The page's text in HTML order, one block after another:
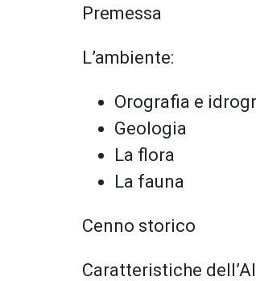
Premessa
L’ambiente:
Orografia e
Geologia
La flora
La fauna
Cenno storico
Caratteristiche